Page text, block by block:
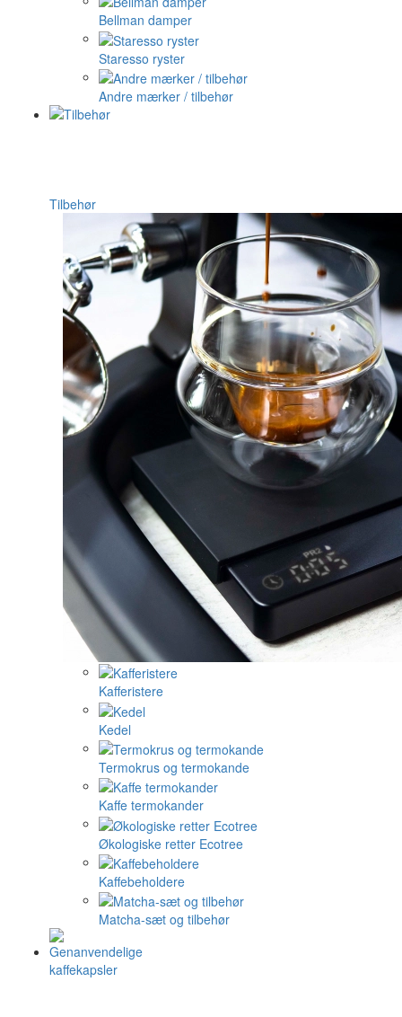
Bellman damper
Staresso ryster
Andre mærker / tilbehør
Tilbehør
Kafferistere
Kedel
Termokrus og termokande
Kaffe termokander
Økologiske retter Ecotree
Kaffebeholdere
Matcha-sæt og tilbehør